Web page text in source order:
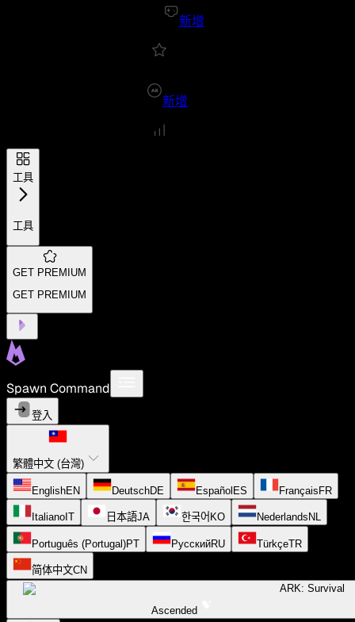
新增
新增
工具
工具
GET PREMIUM
GET PREMIUM
Spawn Command
登入
繁體中文 (台灣)
EnglishEN DeutschDE Español ES Français FR
Italiano IT 日本語JA 한국어 KO Nederlands NL
Português (Portugal)PT РусскийRU TürkçeTR
简体中文CN
ARK: Survival
Ascended